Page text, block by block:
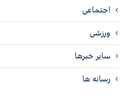
اجتماعی
ورزشی
سایر خبرها
رسانه ها